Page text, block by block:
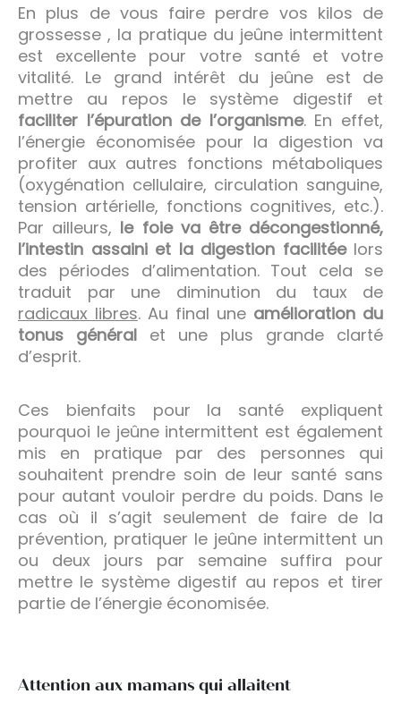
En plus de vous faire perdre vos kilos de
grossesse , la pratique du jeûne intermittent
est excellente pour votre santé et votre
vitalité. Le grand intérêt du jeûne est de
mettre au repos le système digestif et
faciliter l’épuration de l’organisme. En effet,
l’énergie économisée pour la digestion va
profiter aux autres fonctions métaboliques
(oxygénation cellulaire, circulation sanguine,
tension artérielle, fonctions cognitives, etc.).
Par ailleurs, le foie va être décongestionné,
l’intestin assaini et la digestion facilitéelors
des périodes d’alimentation. Tout cela se
traduit par une diminution du taux de
radicaux libres. Au final une amélioration du
tonus général et une plus grande clarté
d’esprit.
Ces bienfaits pour la santé expliquent
pourquoi le jeûne intermittent est également
mis en pratique par des personnes qui
souhaitent prendre soin de leur santé sans
pour autant vouloir perdre du poids. Dans le
cas où il s’agit seulement de faire de la
prévention, pratiquer le jeûne intermittent un
ou deux jours par semaine suffira pour
mettre le système digestif au repos et tirer
partie de l’énergie économisée.
Attention aux mamans qui allaitent